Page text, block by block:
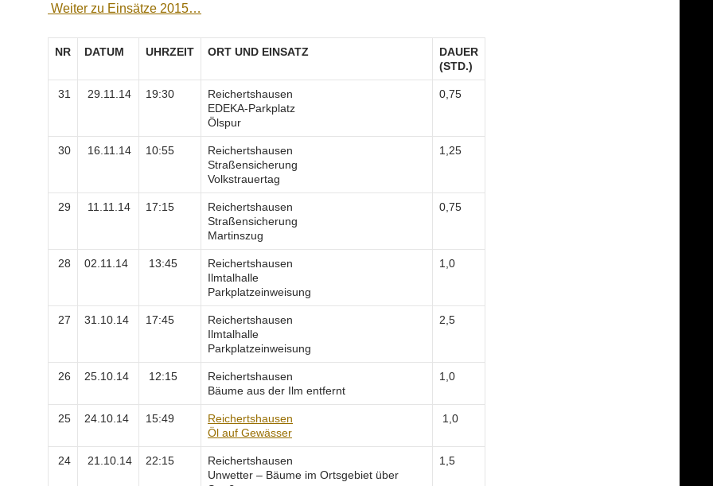
Weiter zu Einsätze 2015…
NR DATUM UHRZEIT ORT UND EINSATZ
DAUER
(STD.)
31 29.11.14 19:30
Reichertshausen
EDEKA-Parkplatz
Ölspur
0,75
30 16.11.14 10:55
Reichertshausen
Straßensicherung
Volkstrauertag
1,25
29 11.11.14 17:15
Reichertshausen
Straßensicherung
Martinszug
0,75
28 02.11.14 13:45
Reichertshausen
Ilmtalhalle
Parkplatzeinweisung
1,0
27 31.10.14 17:45
Reichertshausen
Ilmtalhalle
Parkplatzeinweisung
2,5
26 25.10.14 12:15
Reichertshausen
Bäume aus der Ilm entfernt
1,0
25 24.10.14 15:49
Reichertshausen
Öl auf Gewässer
1,0
24 21.10.14 22:15
Reichertshausen
Unwetter – Bäume im Ortsgebiet über
1,5